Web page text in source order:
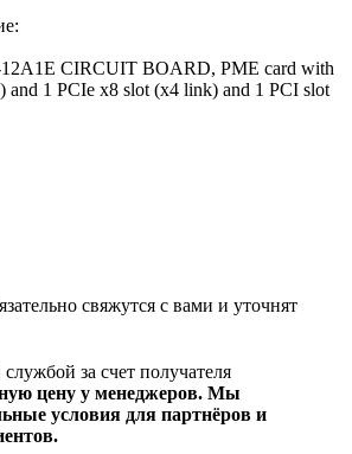
CIRCUIT BOARD, PME card with
and 1 PCIe x8 slot (x4 link) and 1 PCI slot
свяжутся с вами и уточнят
за счет получателя
цену у менеджеров. Мы
условия для партнёров и